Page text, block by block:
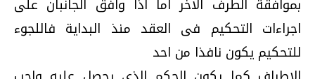
اجراءات التحكيم فى العقد منذ البداية فاللجوء
للتحكيم يكون نافذا من احد